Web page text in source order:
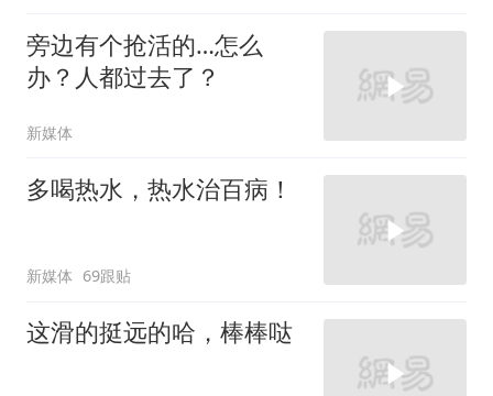
旁边有个抢活的…怎么
办？人都过去了？
新媒体
多喝热水，热水治百病！
新媒体 69跟贴
这滑的挺远的哈，棒棒哒